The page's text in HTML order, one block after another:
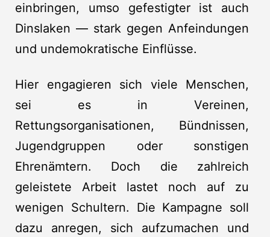
einbringen, umso gefestigter ist auch
Dinslaken — stark gegen Anfeindungen
und undemokratische Einflüsse.
Hier engagieren sich viele Menschen,
sei es in Vereinen,
Rettungsorganisationen, Bündnissen,
Jugendgruppen oder sonstigen
Ehrenämtern. Doch die zahlreich
geleistete Arbeit lastet noch auf zu
wenigen Schultern. Die Kampagne soll
dazu anregen, sich aufzumachen und